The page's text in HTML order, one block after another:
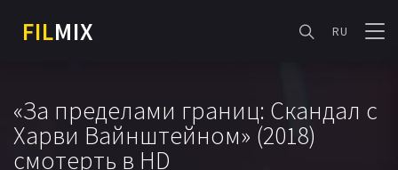
FILMIX RU
«За пределами границ: Скандал с
Харви Вайнштейном» (2018)
смотерть в HD